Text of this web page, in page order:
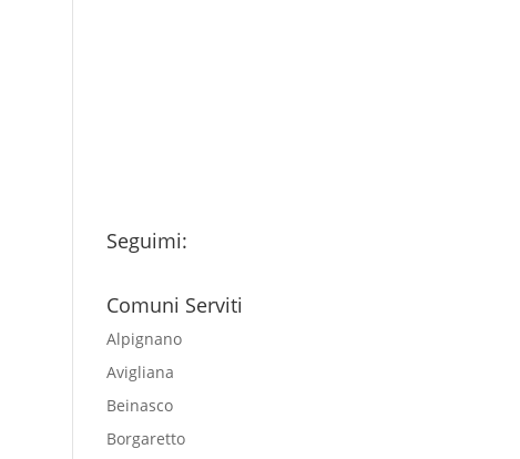
Seguimi:
Comuni Serviti
Alpignano
Avigliana
Beinasco
Borgaretto